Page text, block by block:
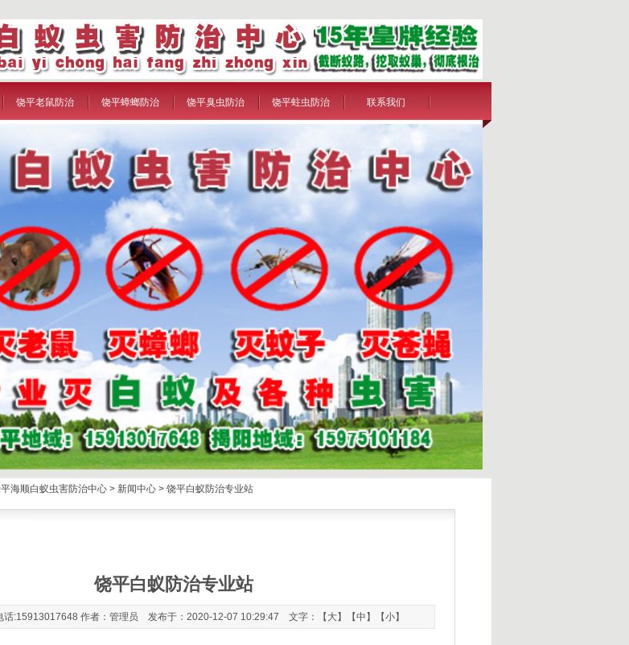
饶平老鼠防治 饶平蟑螂防治 饶平臭虫防治 饶平蛀虫防治 联系我们
海顺白蚁虫害防治中心 > 新闻中心 > 饶平白蚁防治专业站
饶平白蚁防治专业站
话:15913017648 作者：管理员 发布于：2020-12-07 10:29:47 文字：【 大】【中 】【小】